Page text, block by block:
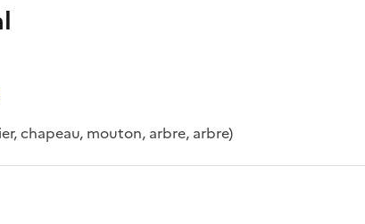
chapeau, mouton, arbre, arbre)